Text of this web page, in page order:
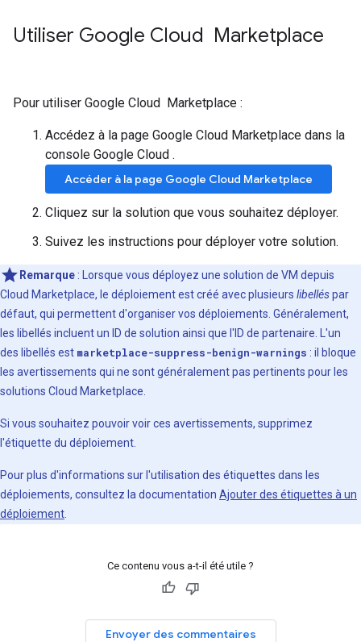
Utiliser Google Cloud Marketplace
Pour utiliser Google Cloud Marketplace :
Accédez à la page Google Cloud Marketplace dans la
console Google Cloud .
Accéder à la page Google Cloud Marketplace
Cliquez sur la solution que vous souhaitez déployer.
Suivez les instructions pour déployer votre solution.
Remarque : Lorsque vous déployez une solution de VM depuis
Cloud Marketplace, le déploiement est créé avec plusieurs libelléspar
défaut, qui permettent d'organiser vos déploiements. Généralement,
les libellés incluent un ID de solution ainsi que l'ID de partenaire. L'un
des libellés est marketplace-suppress-benign-warnings : il bloque
les avertissements qui ne sont généralement pas pertinents pour les
solutions Cloud Marketplace.
Si vous souhaitez pouvoir voir ces avertissements, supprimez
l'étiquette du déploiement.
Pour plus d'informations sur l'utilisation des étiquettes dans les
déploiements, consultez la documentation Ajouter des étiquettes à un
déploiement
Ce contenu vous a-t-il été utile ?
Envoyer des commentaires